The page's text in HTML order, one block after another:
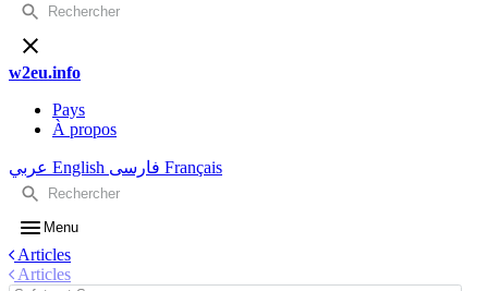
w2eu.info
Pays
À propos
عربي English فارسی Français
Menu
Articles
Articles